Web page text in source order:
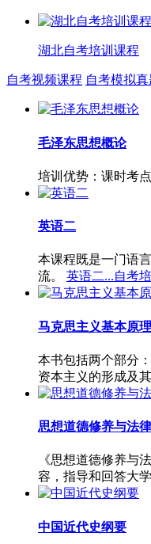
湖北自考培训课程
自考视频课程 自考模拟真
毛泽东思想概论
培训优势：课时考
英语二
本课程既是一门语
流。
英语二...自考培
马克思主义基本原
本书包括两个部分
资本主义的形成及
思想道德修养与法
《思想道德修养与
容，指导和回答大
中国近代史纲要